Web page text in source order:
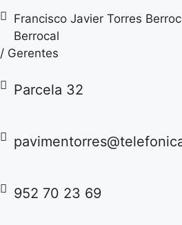
Francisco Javier Torres
Berrocal
/ Gerentes
Parcela 32
952 70 23 69